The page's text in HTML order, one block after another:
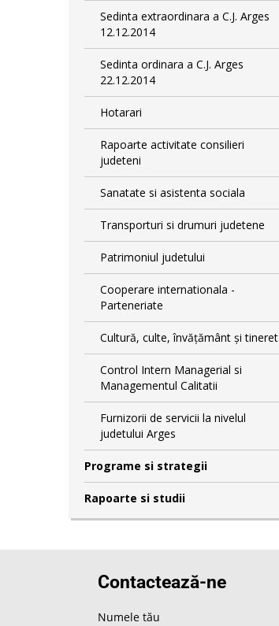
Sedinta extraordinara a C.J. Arges
12.12.2014
Sedinta ordinara a C.J. Arges
22.12.2014
Hotarari
Rapoarte activitate consilieri
judeteni
Sanatate si asistenta sociala
Transporturi si drumuri judetene
Patrimoniul judetului
Cooperare internationala -
Parteneriate
Cultură, culte, învățământ și tineret
Control Intern Managerial si
Managementul Calitatii
Furnizorii de servicii la nivelul
judetului Arges
Programe si strategii
Rapoarte si studii